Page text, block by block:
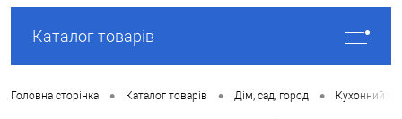
Каталог товарів
Головна сторінка • Каталог товарів • Дім, сад, город • Кухонний